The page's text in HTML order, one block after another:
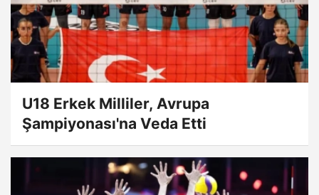
U18 Erkek Milliler, Avrupa
Şampiyonası'na Veda Etti